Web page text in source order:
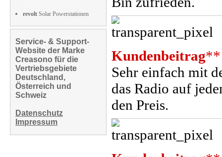
revolt Solar Powerstationen
Service- & Support-
Website der Marke
Creasono für die
Vertriebsgebiete
Deutschland,
Österreich und
Schweiz
Datenschutz
Impressum
Kundenbeitrag**
Sehr einfach mit
das Radio auf
den Preis.